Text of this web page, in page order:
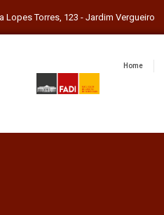
Lopes Torres, 123 - Jardim Vergueiro
Home